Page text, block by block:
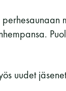
uudet